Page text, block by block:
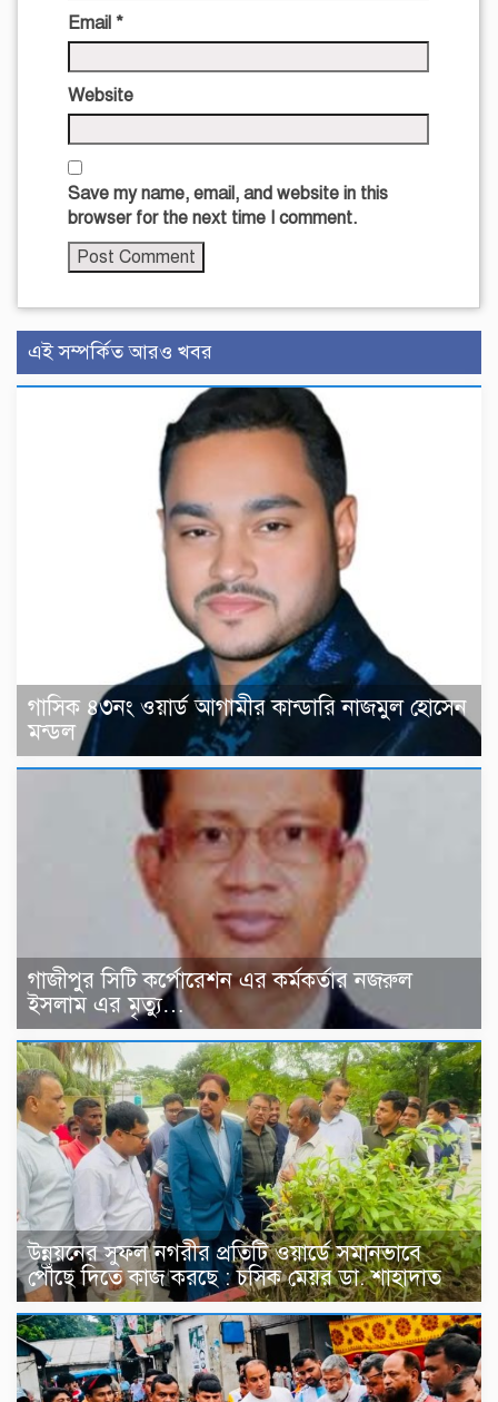
Email *
Website
Save my name, email, and website in this
browser for the next time I comment.
এই সম্পর্কিত আরও খবর
গাসিক ৪৩নং ওয়ার্ড আগামীর কান্ডারি নাজমুল হোসেন
মন্ডল
গাজীপুর সিটি কর্পোরেশন এর কর্মকর্তার নজরুল
ইসলাম এর মৃত্যু…
উন্নয়নের সুফল নগরীর প্রতিটি ওয়ার্ডে সমানভাবে
পৌঁছে দিতে কাজ করছে : চসিক মেয়র ডা. শাহাদাত